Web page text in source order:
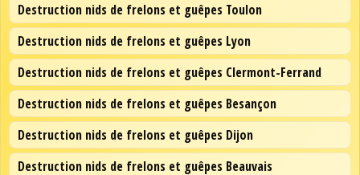
Destruction nids de frelons et guêpes Toulon
Destruction nids de frelons et guêpes Lyon
Destruction nids de frelons et guêpes Clermont-Ferrand
Destruction nids de frelons et guêpes Besançon
Destruction nids de frelons et guêpes Dijon
Destruction nids de frelons et guêpes Beauvais